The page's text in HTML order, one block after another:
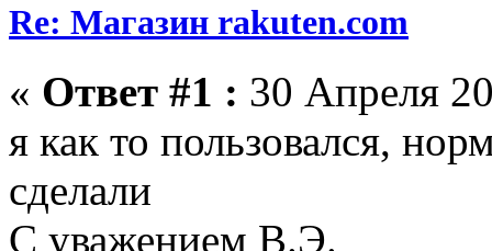
Re: Магазин rakuten.com
« Ответ #1 : 30 Апреля
я как то пользовался,
сделали
С уважением В.Э.